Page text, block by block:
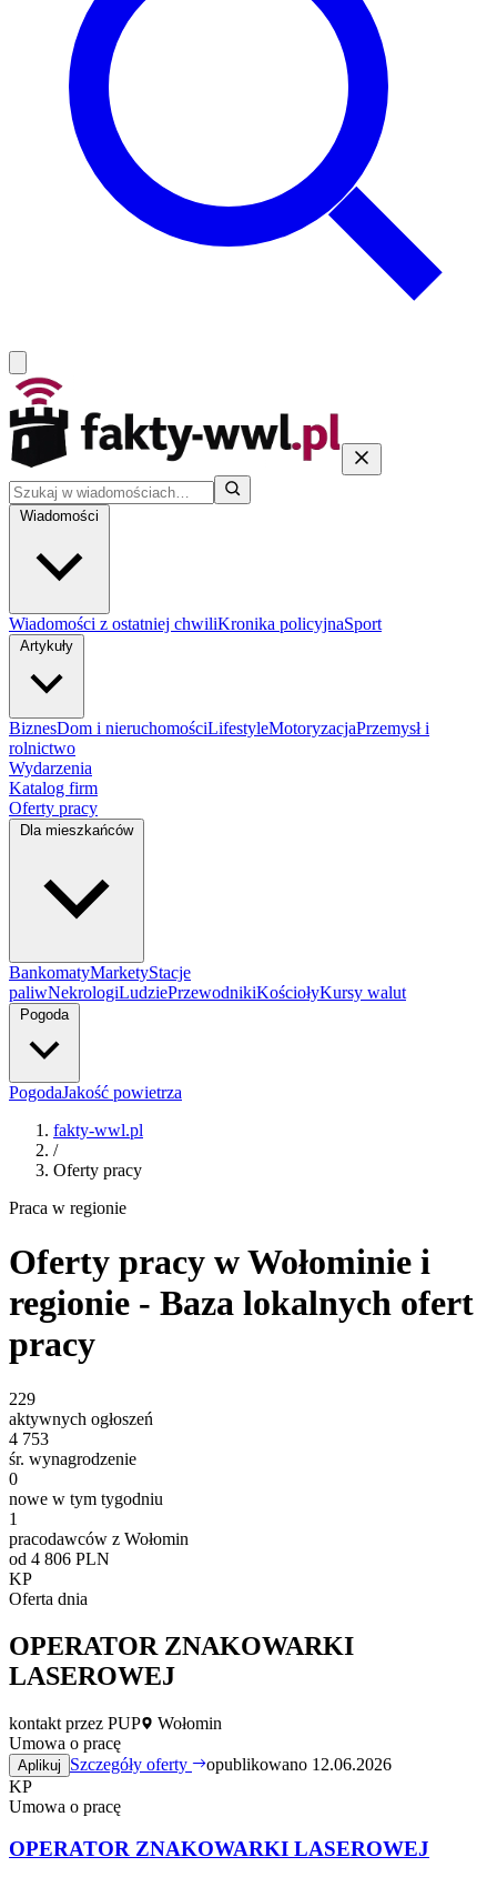
Wiadomości
Wiadomości z ostatniej chwiliKronika policyjnaSport
Artykuły
BiznesDom i nieruchomościLifestyleMotoryzacjaPrzemysł i
rolnictwo
Wydarzenia
Katalog firm
Oferty pracy
Dla mieszkańców
BankomatyMarketyStacje
paliwNekrologiLudziePrzewodnikiKościołyKursy walut
Pogoda
PogodaJakość powietrza
fakty-wwl.pl
/
Oferty pracy
Praca w regionie
Oferty pracy w Wołominie i
regionie - Baza lokalnych ofert
pracy
229
aktywnych ogłoszeń
4 753
śr. wynagrodzenie
0
nowe w tym tygodniu
1
pracodawców z Wołomin
od 4 806 PLN
KP
Oferta dnia
OPERATOR ZNAKOWARKI
LASEROWEJ
kontakt przez PUP
Wołomin
Umowa o pracę
Aplikuj Szczegóły oferty
opublikowano 12.06.2026
KP
Umowa o pracę
OPERATOR ZNAKOWARKI LASEROWEJ